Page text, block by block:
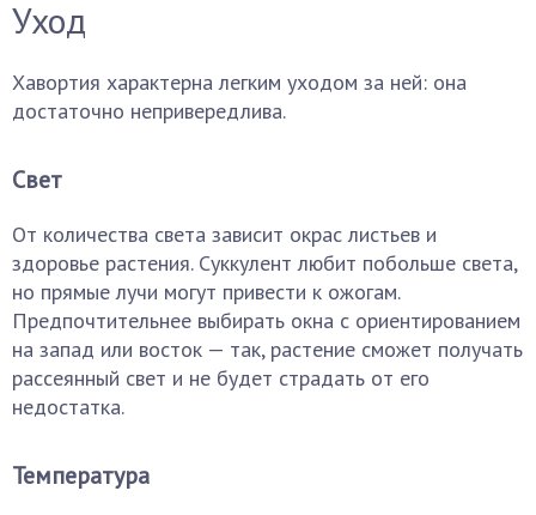
Уход
Хавортия характерна легким уходом за ней: она
достаточно непривередлива.
Свет
От количества света зависит окрас листьев и
здоровье растения. Суккулент любит побольше света,
но прямые лучи могут привести к ожогам.
Предпочтительнее выбирать окна с ориентированием
на запад или восток — так, растение сможет получать
рассеянный свет и не будет страдать от его
недостатка.
Температура